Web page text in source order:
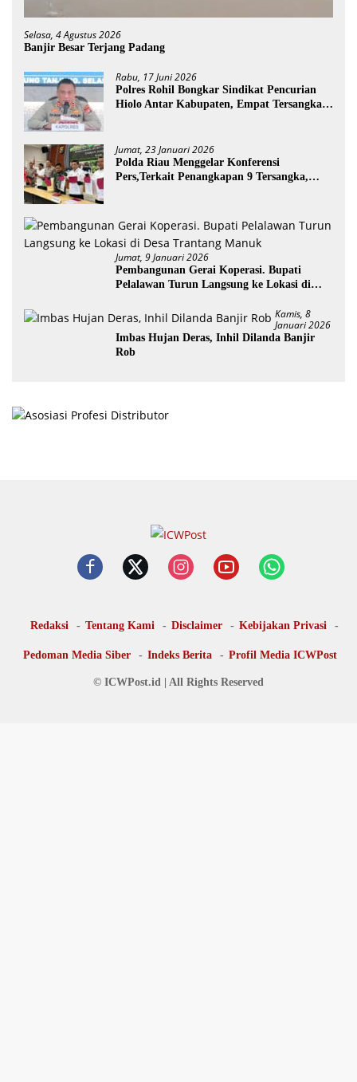
Selasa, 4 Agustus 2026
Banjir Besar Terjang Padang
Rabu, 17 Juni 2026
Polres Rohil Bongkar Sindikat Pencurian
Hiolo Antar Kabupaten, Empat Tersangka
Jumat, 23 Januari 2026
Polda Riau Menggelar Konferensi
Pers,Terkait Penangkapan 9 Tersangka,
Jumat, 9 Januari 2026
Pembangunan Gerai Koperasi. Bupati
Pelalawan Turun Langsung ke Lokasi di
Kamis, 8
Januari 2026
Imbas Hujan Deras, Inhil Dilanda Banjir
Rob
Redaksi Tentang Kami Disclaimer Kebijakan Privasi
Pedoman Media Siber Indeks Berita Profil Media ICWPost
© ICWPost.id | All Rights Reserved